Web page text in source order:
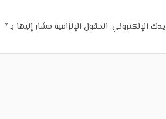
الإلكتروني. الحقول الإلزامية مشار إليها بـ*